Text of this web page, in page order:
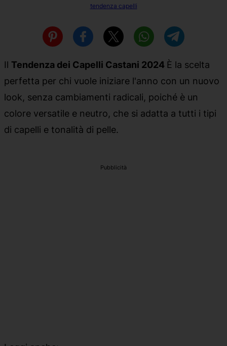
tendenza capelli
Il Tendenza dei Capelli Castani 2024 È la scelta
perfetta per chi vuole iniziare l'anno con un nuovo
look, senza cambiamenti radicali, poiché è un
colore versatile e neutro, che si adatta a tutti i tipi
di capelli e tonalità di pelle.
Pubblicità